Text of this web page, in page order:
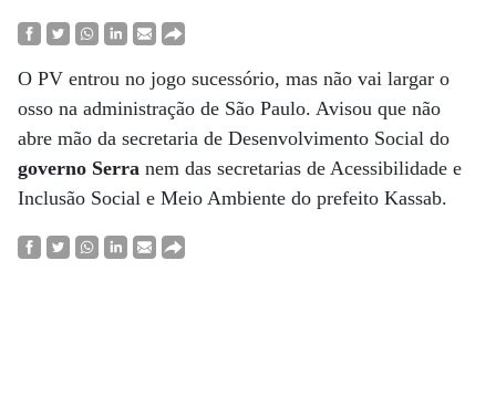
O PV entrou no jogo sucessório, mas não vai largar o
osso na administração de São Paulo. Avisou que não
abre mão da secretaria de Desenvolvimento Social do
governo Serra nem das secretarias de Acessibilidade e
Inclusão Social e Meio Ambiente do prefeito Kassab.